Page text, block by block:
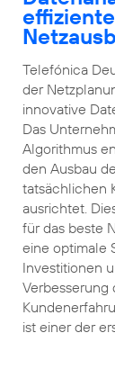
Telefónica
der
innovative
Das
Algorithmus
den Ausbau
tatsächlichen
ausrichtet.
für das beste
eine optimale
Investitionen
Verbesserung
ist einer der